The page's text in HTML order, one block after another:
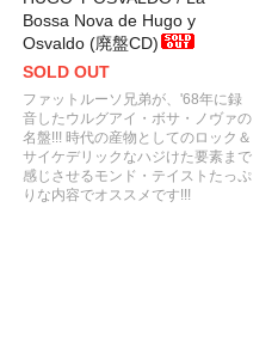
Bossa Nova de Hugo y
Osvaldo (廃盤CD)
SOLD OUT
ファットルーソ兄弟が、'68年に録
音したウルグアイ・ボサ・ノヴァの
名盤!!! 時代の産物としてのロック＆
サイケデリックなハジけた要素まで
感じさせるモンド・テイストたっぷ
りな内容でオススメです!!!